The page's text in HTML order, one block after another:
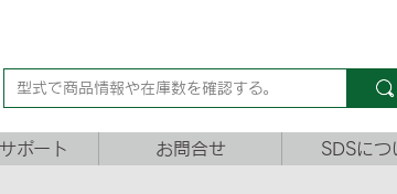
ポート お問合せ SDSにつ